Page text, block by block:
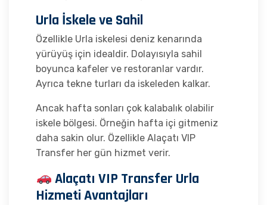
Urla İskele ve Sahil
Özellikle Urla iskelesi deniz kenarında
yürüyüş için idealdir. Dolayısıyla sahil
boyunca kafeler ve restoranlar vardır.
Ayrıca tekne turları da iskeleden kalkar.
Ancak hafta sonları çok kalabalık olabilir
iskele bölgesi. Örneğin hafta içi gitmeniz
daha sakin olur. Özellikle Alaçatı VIP
Transfer her gün hizmet verir.
Alaçatı VIP Transfer Urla
Hizmeti Avantajları